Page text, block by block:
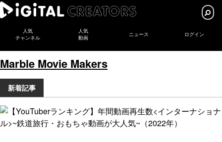
人気
チャンネル
人気
動画
ニュース ログイン
Marble Movie Makers
新着記事